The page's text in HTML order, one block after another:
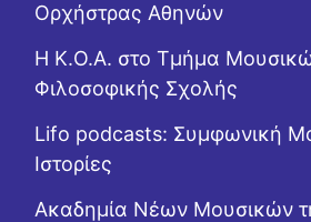
Ορχήστρας Αθηνών
Η Κ.Ο.Α. στο Τμήμα
Φιλοσοφικής Σχολής
Lifo podcasts: Συμφωνική
Ιστορίες
Ακαδημία Νέων Μουσικών